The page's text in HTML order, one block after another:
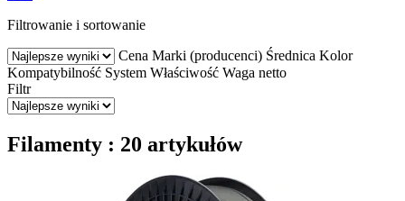
Filtrowanie i sortowanie
Cena Marki (producenci) Średnica Kolor
Kompatybilność System Właściwość Waga netto
Filtr
Filamenty : 20 artykułów